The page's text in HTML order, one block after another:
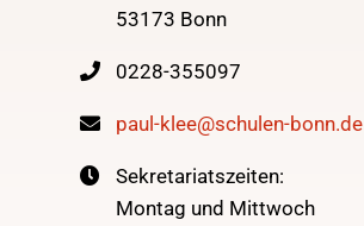
53173 Bonn
0228-355097
paul-klee@schulen-bonn.de
Sekretariatszeiten:
Montag und Mittwoch